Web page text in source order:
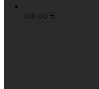
100,00 €